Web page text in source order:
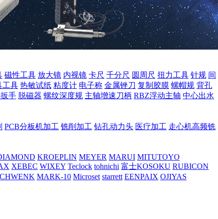
磁性工具 放大镜 内视镜 卡尺 千分尺 圆周尺 扭力工具 针规 间
工具 热敏试纸 粘度计 电子称 金属锉刀 复制胶膜 螺帽规 背孔
手 脱磁器 螺纹深度规 主轴增速刀柄 RBZ浮动主轴 中心出水
PCB分板机加工 铣削加工 钻孔动力头 医疗加工 走心机高频铣
KROEPLIN MEYER MARUI MITUTOYO
XEBEC WIXEY Teclock tohnichi 富士KOSOKU RUBICON
MARK-10 Microset starrett EENPAIX OJIYAS